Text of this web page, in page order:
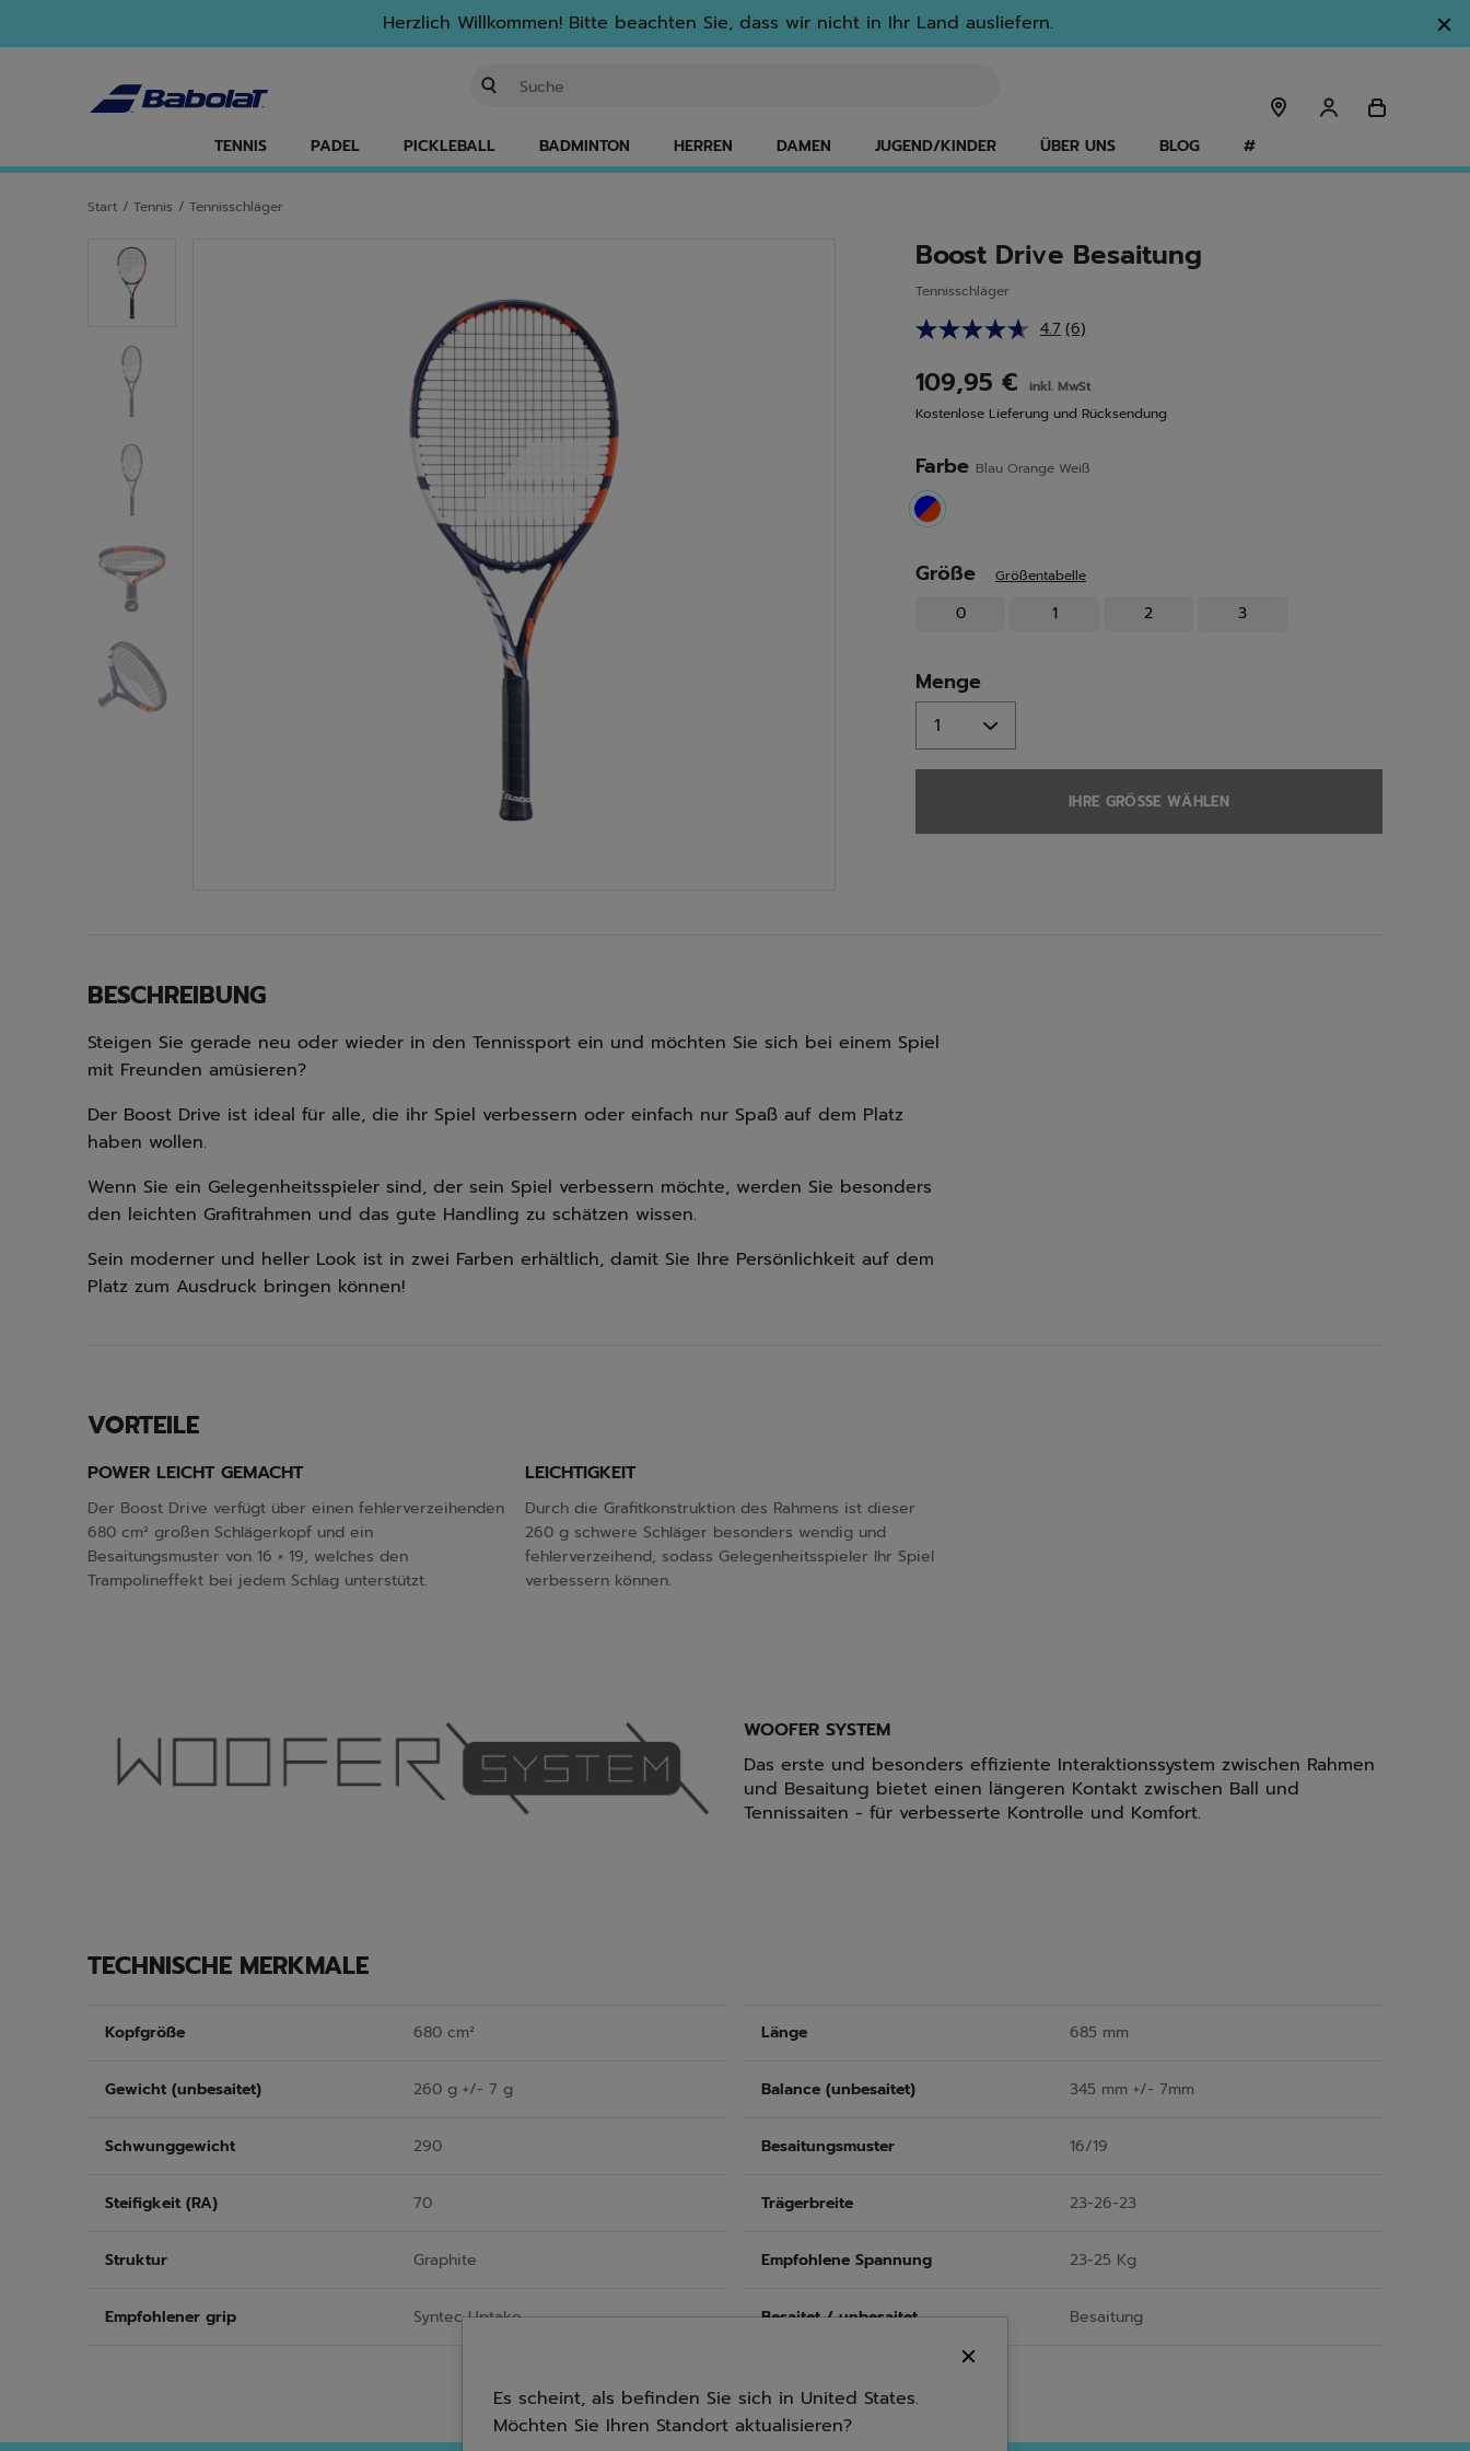
Herzlich Willkommen! Bitte beachten Sie, dass wir nicht in Ihr Land ausliefern.
TENNIS PADEL PICKLEBALL BADMINTON HERREN DAMEN JUGEND/KINDER ÜBER UNS BLOG #
Start / Tennis / Tennisschläger
Boost Drive Besaitung
Tennisschläger
4.7 6
Link
auf
derselben
(6)
109,95 €
inkl. MwSt
Kostenlose Lieferung und Rücksendung
Farbe Blau Orange Weiß
selected
Größe Größentabelle
0 1 2 3
Menge
IHRE GRÖSSE WÄHLEN
BESCHREIBUNG
Steigen Sie gerade neu oder wieder in den Tennissport ein und möchten Sie sich bei einem Spiel
mit Freunden amüsieren?
Der Boost Drive ist ideal für alle, die ihr Spiel verbessern oder einfach nur Spaß auf dem Platz
haben wollen.
Wenn Sie ein Gelegenheitsspieler sind, der sein Spiel verbessern möchte, werden Sie besonders
den leichten Grafitrahmen und das gute Handling zu schätzen wissen.
Sein moderner und heller Look ist in zwei Farben erhältlich, damit Sie Ihre Persönlichkeit auf dem
Platz zum Ausdruck bringen können!
VORTEILE
POWER LEICHT GEMACHT
Der Boost Drive verfügt über einen fehlerverzeihenden
680 cm² großen Schlägerkopf und ein
Besaitungsmuster von 16 × 19, welches den
Trampolineffekt bei jedem Schlag unterstützt.
LEICHTIGKEIT
Durch die Grafitkonstruktion des Rahmens ist dieser
260 g schwere Schläger besonders wendig und
fehlerverzeihend, sodass Gelegenheitsspieler Ihr Spiel
verbessern können.
WOOFER SYSTEM
Das erste und besonders effiziente Interaktionssystem zwischen Rahmen
und Besaitung bietet einen längeren Kontakt zwischen Ball und
Tennissaiten - für verbesserte Kontrolle und Komfort.
TECHNISCHE MERKMALE
Kopfgröße 680 cm² Länge 685 mm
Gewicht (unbesaitet) 260 g +/- 7 g Balance (unbesaitet) 345 mm +/- 7mm
Schwunggewicht 290 Besaitungsmuster 16/19
Steifigkeit (RA) 70 Trägerbreite 23-26-23
Struktur Graphite Empfohlene Spannung 23-25 Kg
Empfohlener grip Syntec Uptake Besaitet / unbesaitet Besaitung
Es scheint, als befinden Sie sich in United States.
Möchten Sie Ihren Standort aktualisieren?